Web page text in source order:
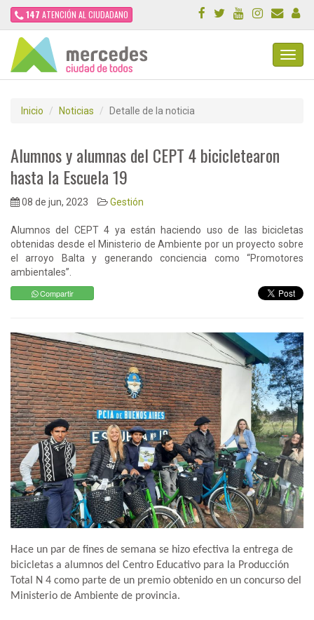
147 ATENCIÓN AL CIUDADANO
Inicio Noticias Detalle de la noticia
Alumnos y alumnas del CEPT 4 bicicletearon
hasta la Escuela 19
08 de jun, 2023 Gestión
Alumnos del CEPT 4 ya están haciendo uso de las bicicletas
obtenidas desde el Ministerio de Ambiente por un proyecto sobre
el arroyo Balta y generando conciencia como “Promotores
ambientales”.
Compartir
Hace un par de fines de semana se hizo efectiva la entrega de
bicicletas a alumnos del Centro Educativo para la Producción
Total N 4 como parte de un premio obtenido en un concurso del
Ministerio de Ambiente de provincia.